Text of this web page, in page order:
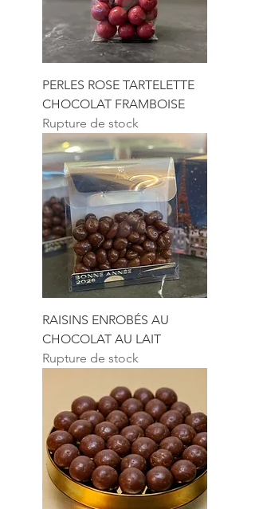
PERLES ROSE TARTELETTE
CHOCOLAT FRAMBOISE
Rupture de stock
RAISINS ENROBÉS AU
CHOCOLAT AU LAIT
Rupture de stock